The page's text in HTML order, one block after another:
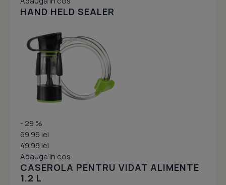
HAND HELD SEALER
- 29 %
69.99 lei
49.99 lei
Adauga in cos
CASEROLA PENTRU VIDAT ALIMENTE
1.2 L